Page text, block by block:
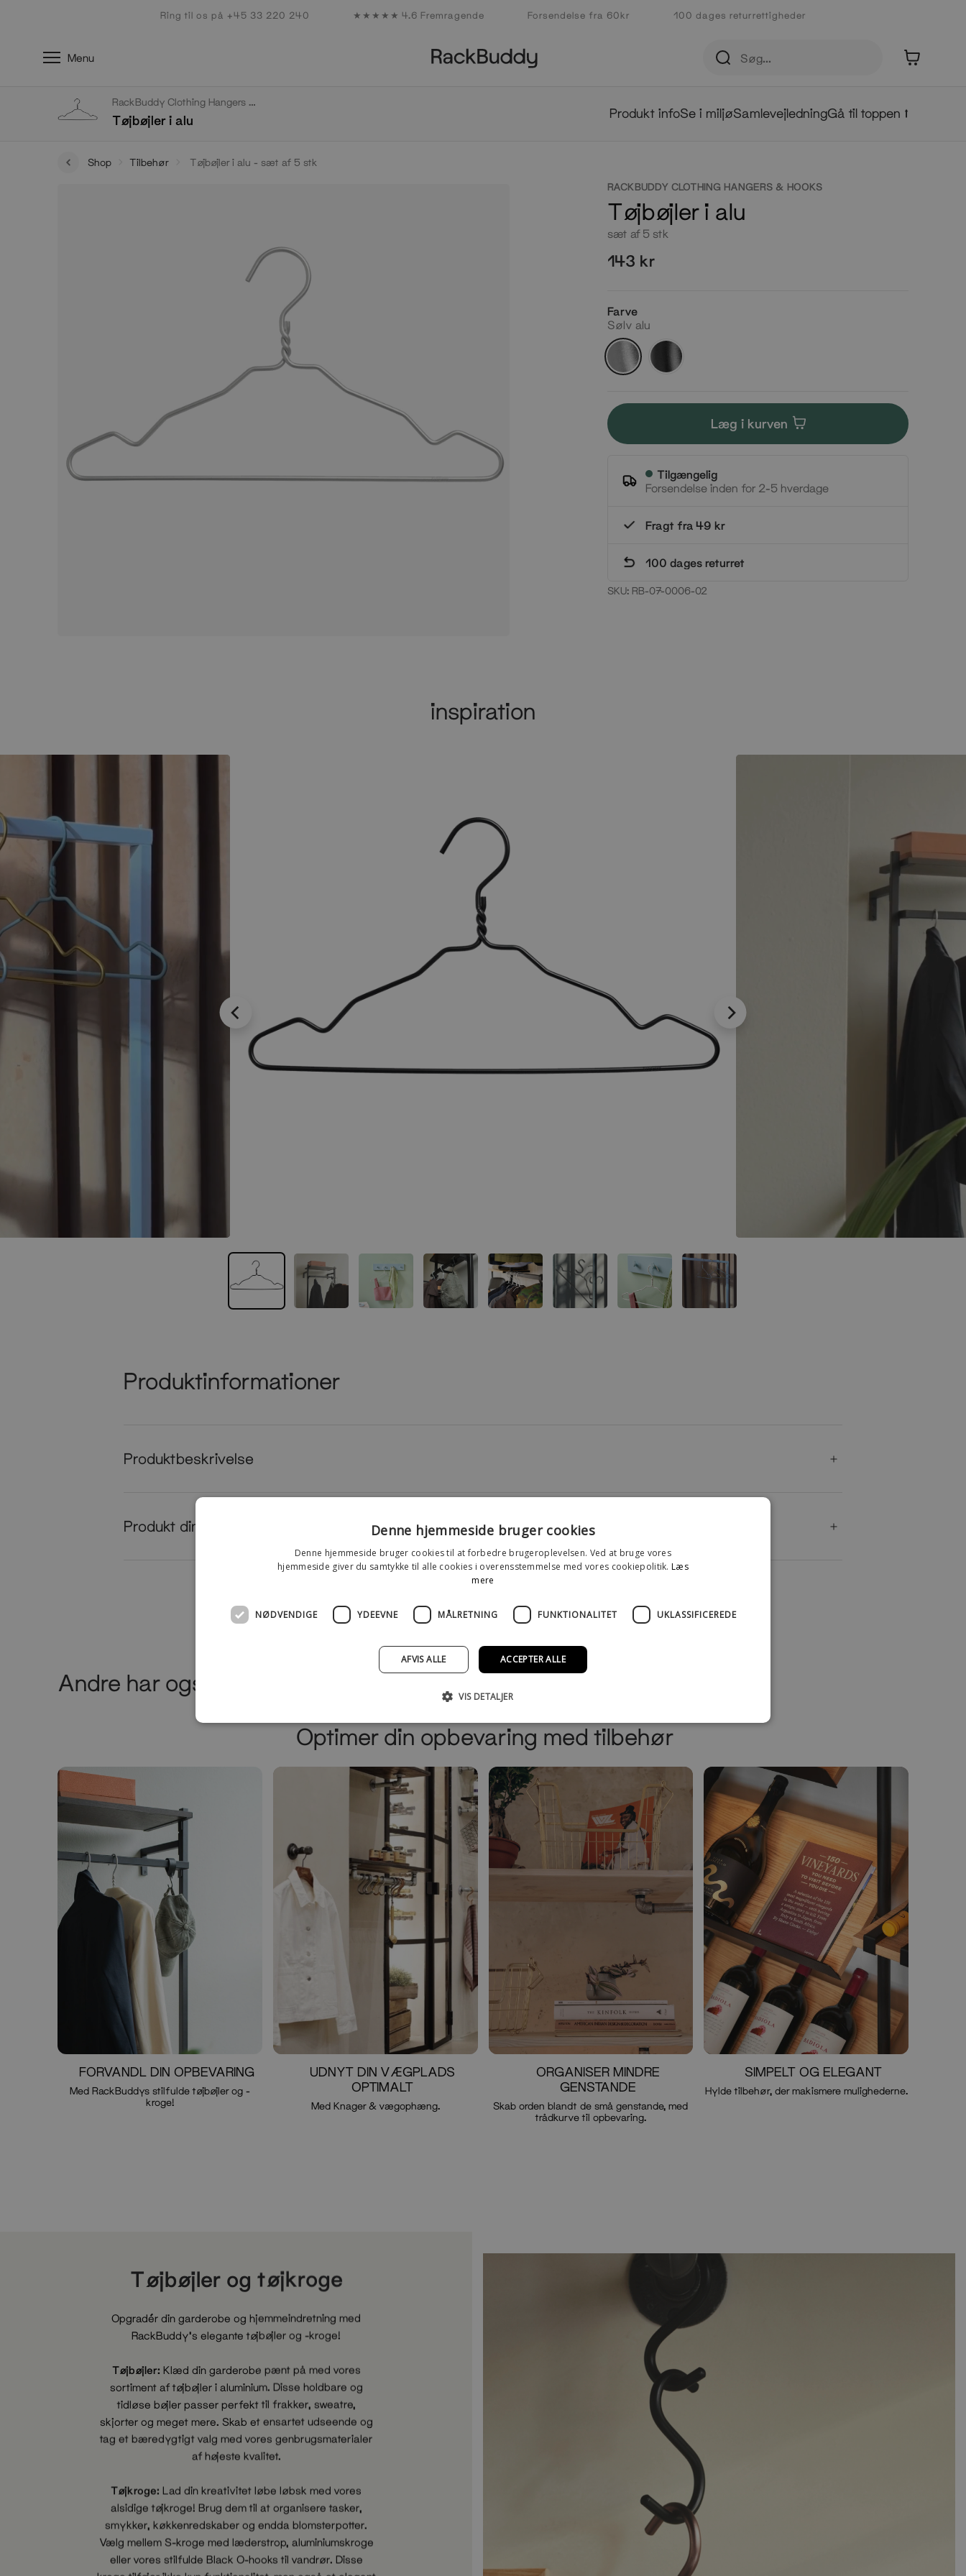
Ring til os på +45 33 220 240 ★★★★★ 4.6 Fremragende Forsendelse fra 60kr 100 dages returrettigheder
Menu
Professionals
RackBuddy Clothing Hangers & Hooks
Tøjbøjler i alu Produkt infoSe i miljøSamlevejledningGå til toppen ⭡
Shop Tilbehør Tøjbøjler i alu - sæt af 5 stk
RACKBUDDY CLOTHING HANGERS & HOOKS
Tøjbøjler i alu
sæt af 5 stk
143 kr
Farve
Sølv alu
Sølv
alu
Sort
alu
Læg i kurven
Tilgængelig
Forsendelse inden for 2-5 hverdage
Fragt fra 49 kr
100 dages returret
SKU: RB-07-0006-02
inspiration
Produktinformationer
Produktbeskrivelse
Produkt dimensioner
Andre har også købt dette
Optimer din opbevaring med tilbehør
Med RackBuddys stilfulde tøjbøjler og -
kroge!
FORVANDL DIN OPBEVARING
Med Knager & vægophæng.
UDNYT DIN VÆGPLADS
OPTIMALT
Skab orden blandt de små genstande, med
trådkurve til opbevaring.
ORGANISER MINDRE
GENSTANDE
Hylde tilbehør, der makismere mulighederne.
SIMPELT OG ELEGANT
Tøjbøjler og tøjkroge
Opgradér din garderobe og hjemmeindretning med
RackBuddy's elegante tøjbøjler og -kroge!
Tøjbøjler: Klæd din garderobe pænt på med vores
sortiment af tøjbøjler i aluminium. Disse holdbare og
tidløse bøjler passer perfekt til frakker, sweatre,
skjorter og meget mere. Skab et ensartet udseende og
tag et bæredygtigt valg med vores genbrugsmaterialer
af højeste kvalitet.
Tøjkroge: Lad din kreativitet løbe løbsk med vores
alsidige tøjkroge! Brug dem til at organisere tasker,
smykker, køkkenredskaber og endda blomsterpotter.
Vælg mellem S-kroge med læderstrop, aluminiumskroge
eller vores stilfulde Black O-hooks til vandrør. Disse
Denne hjemmeside bruger cookies
Denne hjemmeside bruger cookies til at forbedre brugeroplevelsen. Ved at bruge vores
hjemmeside giver du samtykke til alle cookies i overensstemmelse med vores cookiepolitik.Læs
mere
NØDVENDIGE YDEEVNE MÅLRETNING FUNKTIONALITET UKLASSIFICEREDE
ACCEPTER ALLE
AFVIS ALLE
VIS DETALJER